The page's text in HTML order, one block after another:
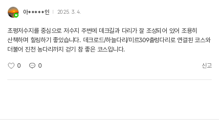
아*****인 2025. 3. 4.
초평저수지를 중심으로 저수지 주변에 데크길과 다리가 잘 조성되어 있어 조용히
산책하며 힐링하기 좋았습니다. 데크로드/하늘다리/미르309출렁다리로 연결된 코스와
더불어 진천 농다리까지 걷기 참 좋은 코스입니다.
0 0 신고